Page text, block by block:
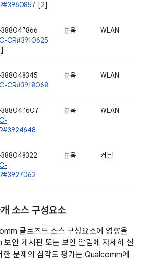
[2]
CR#3910625
]
높음 WLAN
CR#3918068
높음 WLAN
388047607
높음 WLAN
높음 커널
소스 구성요소
클로즈드 소스 구성요소에 영향을
안 게시판 또는 보안 알림에 자세히 설
한 문제의 심각도 평가는 Qualcomm에